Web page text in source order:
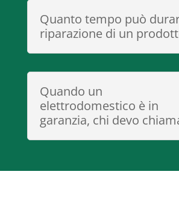
Quanto tempo può
riparazione di un
Quando un
elettrodomestico è in
garanzia, chi devo